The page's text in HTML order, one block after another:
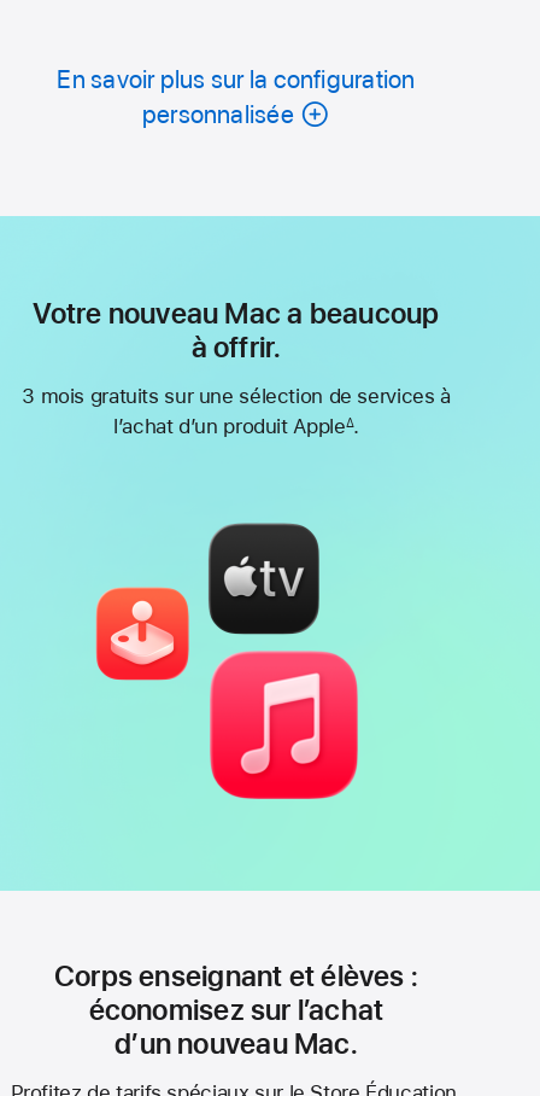
En savoir plus sur la configuration
personnalisée
Votre nouveau Mac a beaucoup
à offrir.
3 mois gratuits sur une sélection de services à
l’achat d’un produit Apple∆.
Corps enseignant et élèves :
économisez sur l’achat
d’un nouveau Mac.